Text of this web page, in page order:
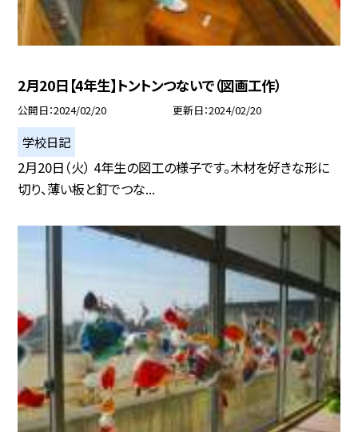
2月20日【4年生】トントンつないで（図画工作）
公開日 2024/02/20 更新日 2024/02/20
学校日記
2月20日（火） 4年生の図工の様子です。木材を好きな形に
切り、薄い板と釘でつな...